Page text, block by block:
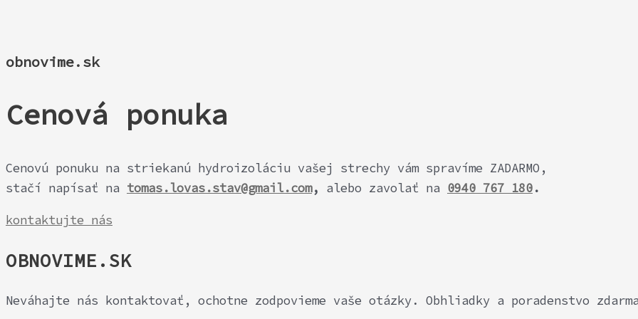
obnovime.sk
Cenová ponuka
Cenovú ponuku na striekanú hydroizoláciu vašej strechy vám spravíme ZADARMO,
stačí napísať na tomas.lovas.stav@gmail.com, alebo zavolať na 0940 767 180.
kontaktujte nás
OBNOVIME.SK
Neváhajte nás kontaktovať, ochotne zodpovieme vaše otázky. Obhliadky a poradenstvo